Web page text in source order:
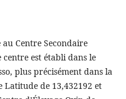
Centre Secondaire
centre est établi dans le
plus précisément dans la
de 13,432192 et